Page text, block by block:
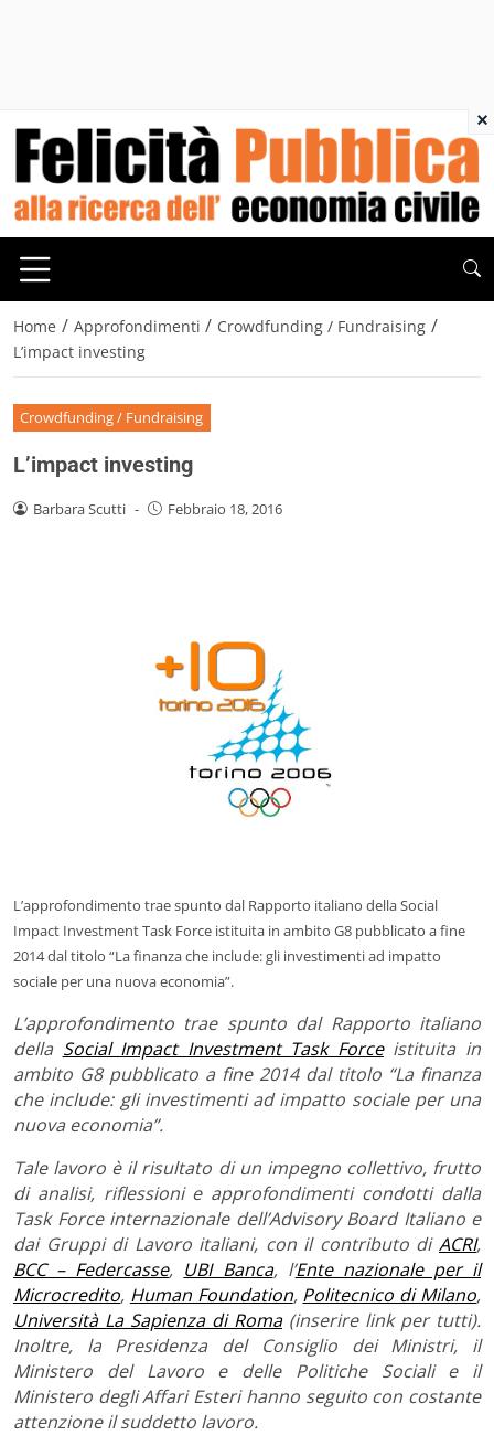
Home / Approfondimenti / Crowdfunding / Fundraising /
L’impact investing
Crowdfunding / Fundraising
L’impact investing
Barbara Scutti - Febbraio 18, 2016
L’approfondimento trae spunto dal Rapporto italiano della Social
Impact Investment Task Force istituita in ambito G8 pubblicato a fine
2014 dal titolo “La finanza che include: gli investimenti ad impatto
sociale per una nuova economia”.
L’approfondimento trae spunto dal Rapporto italiano
della Social Impact Investment Task Forceistituita in
ambito G8 pubblicato a fine 2014 dal titolo “La finanza
che include: gli investimenti ad impatto sociale per una
nuova economia”.
Tale lavoro è il risultato di un impegno collettivo, frutto
di analisi, riflessioni e approfondimenti condotti dalla
Task Force internazionale dell’Advisory Board Italiano e
dai Gruppi di Lavoro italiani, con il contributo di ACRI,
BCC – Federcasse, UBI Banca, l’Ente nazionale per il
Microcredito, Human Foundation, Politecnico di Milano,
Università La Sapienza di Roma(inserire link per tutti).
Inoltre, la Presidenza del Consiglio dei Ministri, il
Ministero del Lavoro e delle Politiche Sociali e il
Ministero degli Affari Esteri hanno seguito con costante
attenzione il suddetto lavoro.
×